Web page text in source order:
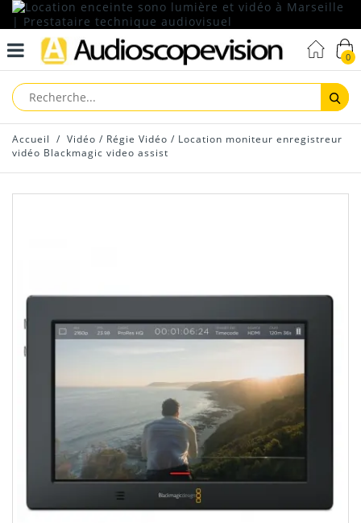
0
Accueil / Vidéo / Régie Vidéo / Location moniteur enregistreur
vidéo Blackmagic video assist